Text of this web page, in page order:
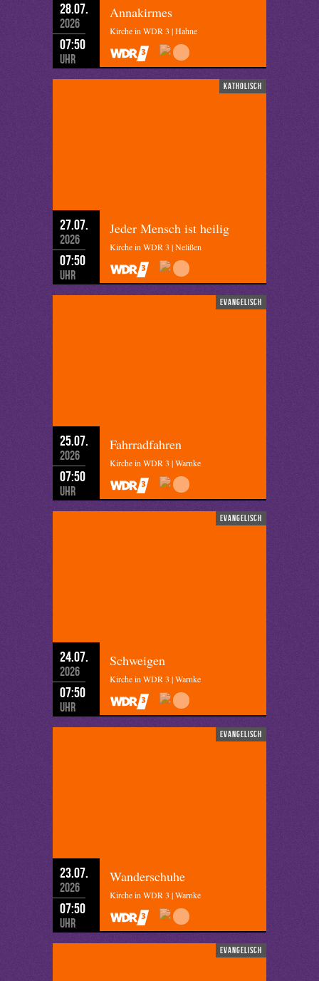
28.07.
2026
07:50
Uhr
Annakirmes
Kirche in WDR 3 | Hahne
katholisch
27.07.
2026
07:50
Uhr
Jeder Mensch ist heilig
Kirche in WDR 3 | Nelißen
evangelisch
25.07.
2026
07:50
Uhr
Fahrradfahren
Kirche in WDR 3 | Warnke
evangelisch
24.07.
2026
07:50
Uhr
Schweigen
Kirche in WDR 3 | Warnke
evangelisch
23.07.
2026
07:50
Uhr
Wanderschuhe
Kirche in WDR 3 | Warnke
evangelisch